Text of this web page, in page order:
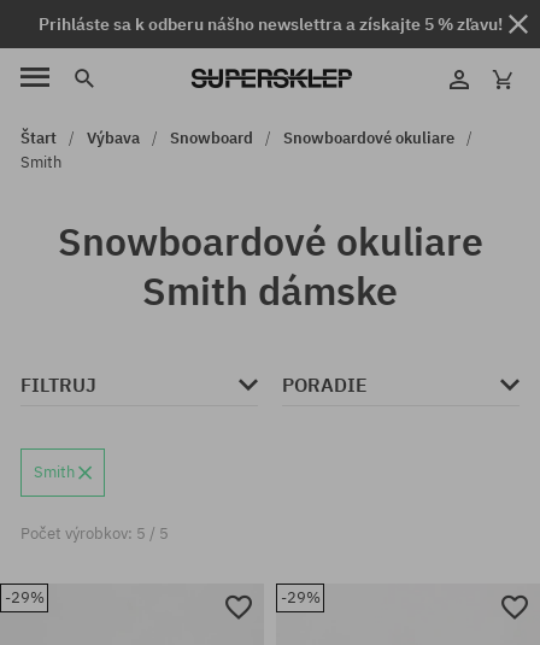
Prihláste sa k odberu nášho newslettra a získajte 5 % zľavu!
Štart Výbava Snowboard
Snowboardové okuliare
Smith
Snowboardové okuliare
Smith dámske
FILTRUJ PORADIE
Smith
Počet výrobkov: 5 / 5
-29% -29%